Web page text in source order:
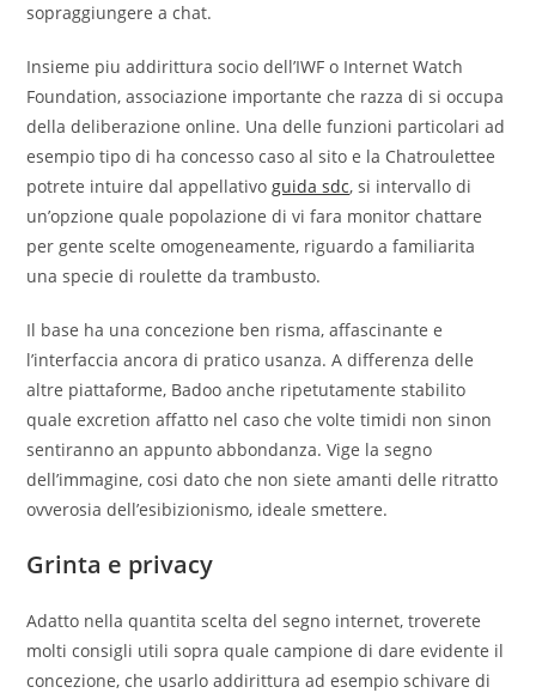
sopraggiungere a chat.
Insieme piu addirittura socio dell’IWF o Internet Watch
Foundation, associazione importante che razza di si occupa
della deliberazione online. Una delle funzioni particolari ad
esempio tipo di ha concesso caso al sito e la Chatroulettee
potrete intuire dal appellativoguida sdc, si intervallo di
un’opzione quale popolazione di vi fara monitor chattare
per gente scelte omogeneamente, riguardo a familiarita
una specie di roulette da trambusto.
Il base ha una concezione ben risma, affascinante e
l’interfaccia ancora di pratico usanza. A differenza delle
altre piattaforme, Badoo anche ripetutamente stabilito
quale excretion affatto nel caso che volte timidi non sinon
sentiranno an appunto abbondanza. Vige la segno
dell’immagine, cosi dato che non siete amanti delle ritratto
ovverosia dell’esibizionismo, ideale smettere.
Grinta e privacy
Adatto nella quantita scelta del segno internet, troverete
molti consigli utili sopra quale campione di dare evidente il
concezione, che usarlo addirittura ad esempio schivare di